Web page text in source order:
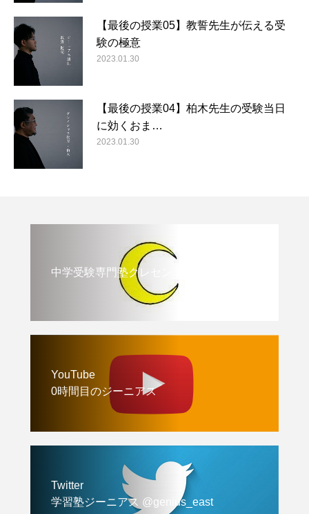
【最後の授業05】教誓先生が伝える受
験の極意
2023.01.30
【最後の授業04】柏木先生の受験当日
に効くおま…
2023.01.30
中学受験専門塾クレセント
YouTube
0時間目のジーニアス
Twitter
学習塾ジーニアス @genius_east